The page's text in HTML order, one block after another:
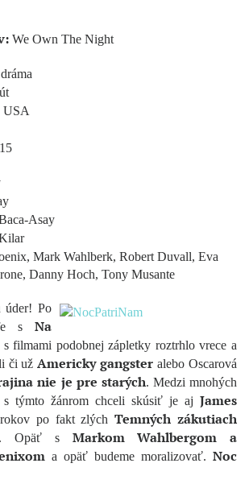
We Own The Night
USA
Asay
Mark Wahlberk, Robert Duvall, Eva
Danny Hoch, Tony Musante
úder! Po
s Na
s filmami podobnej zápletky roztrhlo vrece a
či užAmericky gangster alebo Oscarová
nie je pre starých. Medzi mnohých
s týmto žánrom chceli skúsiť je aj James
po fakt zlýchTemných zákutiach
Opäť s Markom Wahlbergom a
a opäť budeme moralizovať. Noc